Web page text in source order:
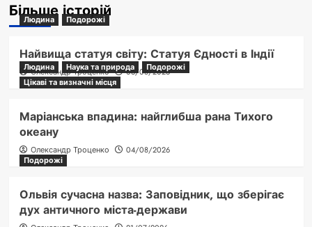
Більше історій
Людина Подорожі
Найвища статуя світу: Статуя Єдності в Індії
Олександр Троценко 06/08/2026
Людина Наука та природа
Подорожі
Цікаві та визначні місця
Маріанська впадина: найглибша рана Тихого
океану
Олександр Троценко
04/08/2026
Подорожі
Ольвія сучасна назва: Заповідник, що зберігає
дух античного міста-держави